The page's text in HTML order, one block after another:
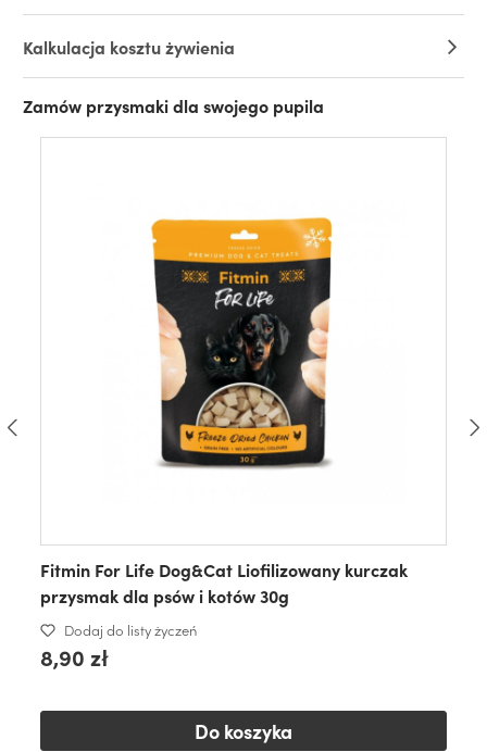
Kalkulacja kosztu żywienia
Zamów przysmaki dla swojego pupila
Fitmin For Life Dog&Cat Liofilizowany kurczak
przysmak dla psów i kotów 30g
Dodaj do listy życzeń
8,90 zł
Do koszyka